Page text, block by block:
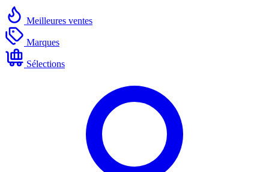
Meilleures ventes
Marques
Sélections